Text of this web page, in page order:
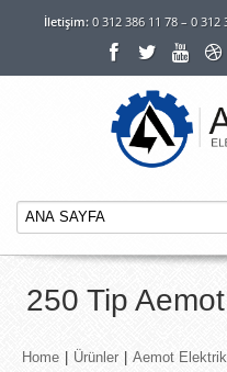
İletişim:0 312 386 11 78 – 0 312
250 Tip
Home Ürünler Aemot Elektrik